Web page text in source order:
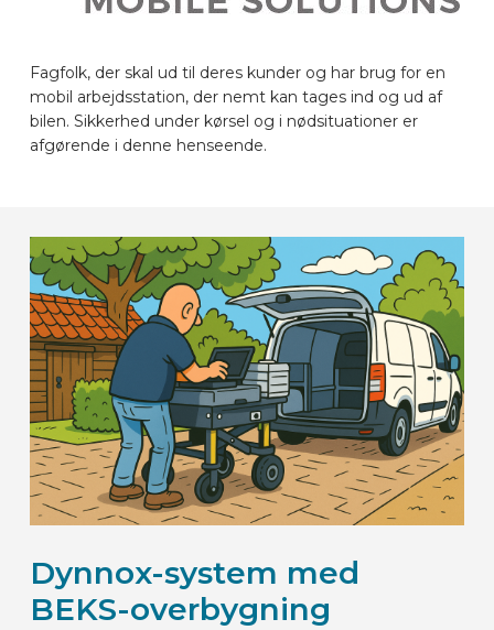
KONTAKT
DA
Fagfolk, der skal ud til deres kunder og har brug for en
mobil arbejdsstation, der nemt kan tages ind og ud af
bilen. Sikkerhed under kørsel og i nødsituationer er
afgørende i denne henseende.
Dynnox-system med
BEKS-overbygning